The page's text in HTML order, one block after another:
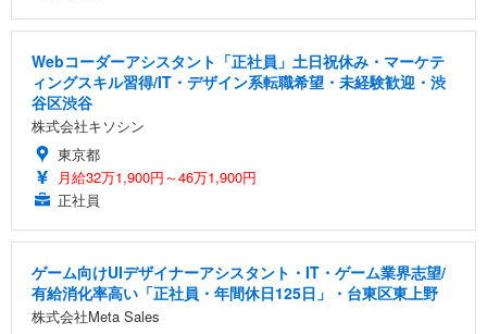
Webコーダーアシスタント「正社員」土日祝休み・マーケテ
ィングスキル習得/IT・デザイン系転職希望・未経験歓迎・渋
谷区渋谷
株式会社キソシン
東京都
月給32万1,900円～46万1,900円
正社員
ゲーム向けUIデザイナーアシスタント・IT・ゲーム業界志望/
有給消化率高い「正社員・年間休日125日」・台東区東上野
株式会社Meta Sales